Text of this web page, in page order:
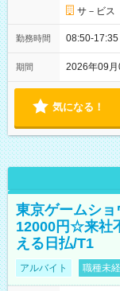
サ－ビス
勤務時間 08:50-
期間 2026年09
気になる！
東京ゲームシ
12000円☆来社
える日払/T1
アルバイト 職種未